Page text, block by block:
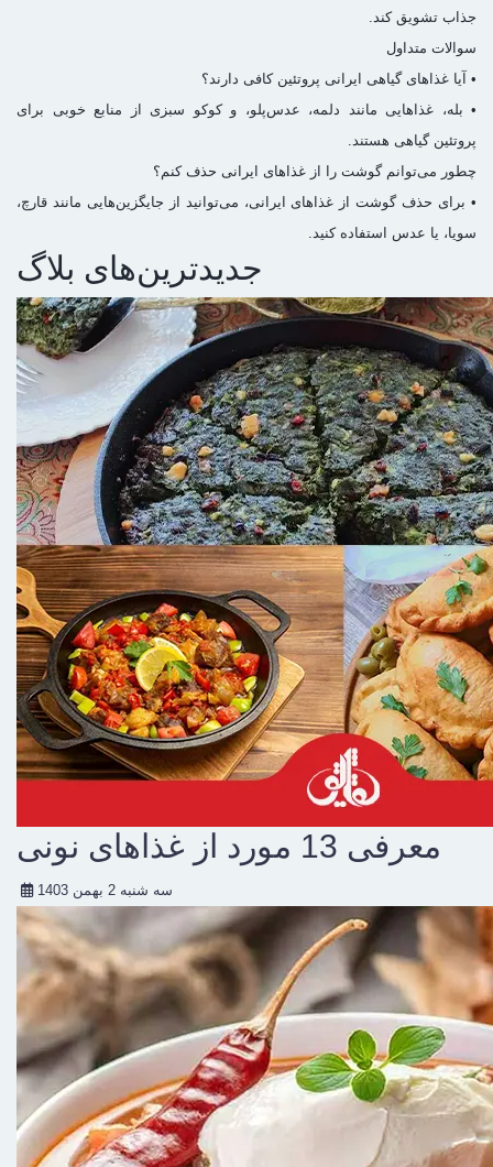
جذاب تشویق کند.
سوالات متداول
• آیا غذاهای گیاهی ایرانی پروتئین کافی دارند؟
• بله، غذاهایی مانند دلمه، عدس‌پلو، و کوکو سبزی از منابع خوبی برای
پروتئین گیاهی هستند.
چطور می‌توانم گوشت را از غذاهای ایرانی حذف کنم؟
• برای حذف گوشت از غذاهای ایرانی، می‌توانید از جایگزین‌هایی مانند قارچ،
سویا، یا عدس استفاده کنید.
جدیدترین‌های بلاگ
معرفی 13 مورد از غذاهای نونی
سه شنبه 2 بهمن 1403